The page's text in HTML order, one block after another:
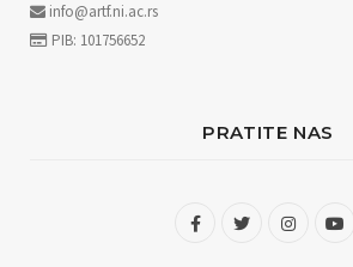
info@artf.ni.ac.rs
PIB: 101756652
PRATITE NAS
F
T
I